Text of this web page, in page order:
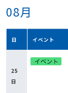
08月
日 イベント
25
日